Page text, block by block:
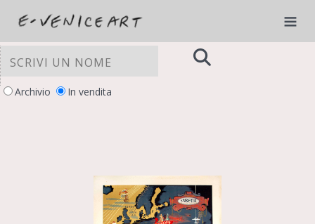
Archivio In vendita